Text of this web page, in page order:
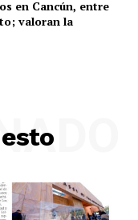
en Cancún, entre
valoran la